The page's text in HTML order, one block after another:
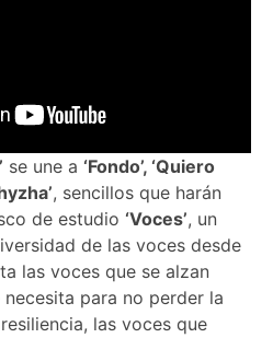
se une a ‘Fondo’, ‘Quiero
, sencillos que harán
de estudio ‘Voces’, un
de las voces desde
las voces que se alzan
para no perder la
las voces que